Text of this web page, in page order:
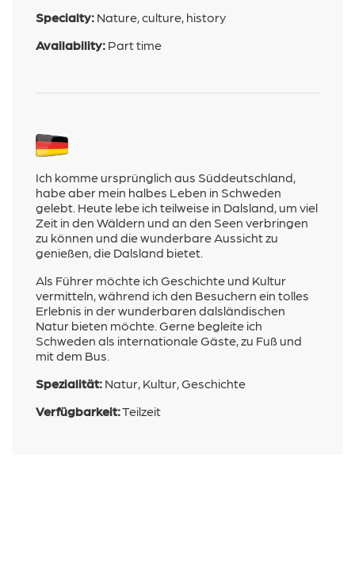
Specialty: Nature, culture, history
Availability: Part time
Ich komme ursprünglich aus Süddeutschland,
habe aber mein halbes Leben in Schweden
gelebt. Heute lebe ich teilweise in Dalsland, um viel
Zeit in den Wäldern und an den Seen verbringen
zu können und die wunderbare Aussicht zu
genießen, die Dalsland bietet.
Als Führer möchte ich Geschichte und Kultur
vermitteln, während ich den Besuchern ein tolles
Erlebnis in der wunderbaren dalsländischen
Natur bieten möchte. Gerne begleite ich
Schweden als internationale Gäste, zu Fuß und
mit dem Bus.
Spezialität: Natur, Kultur, Geschichte
Verfügbarkeit:Teilzeit